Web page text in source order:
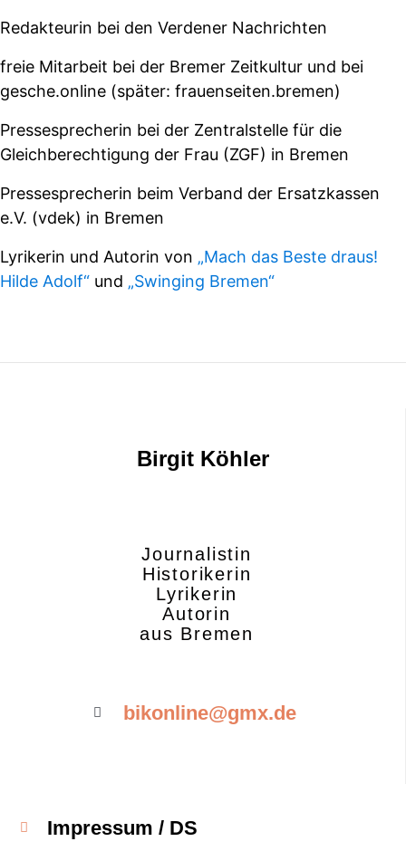
Redakteurin bei den Verdener Nachrichten
freie Mitarbeit bei der Bremer Zeitkultur und bei
gesche.online (später: frauenseiten.bremen)
Pressesprecherin bei der Zentralstelle für die
Gleichberechtigung der Frau (ZGF) in Bremen
Pressesprecherin beim Verband der Ersatzkassen
e.V. (vdek) in Bremen
Lyrikerin und Autorin von „Mach das Beste draus!
Hilde Adolf“ und „Swinging Bremen“
Birgit Köhler
Journalistin
Historikerin
Lyrikerin
Autorin
aus Bremen
bikonline@gmx.de
Impressum / DS